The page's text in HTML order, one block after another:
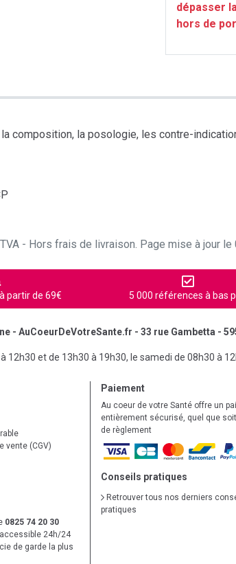
dépasser
hors de
composition, la posologie, les contre-
- Hors frais de livraison. Page mise à jour
partir de 69€ 5 000 références à bas
- AuCoeurDeVotreSante.fr - 33 rue Gambetta -
12h30 et de 13h30 à 19h30, le samedi de 08h30 à
vente (CGV)
0825 74 20 30
24h/24
de garde la plus
Paiement
Au coeur de votre Santé offre un
entièrement sécurisé, quel que
de règlement
Conseils pratiques
Retrouver tous nos derniers
pratiques